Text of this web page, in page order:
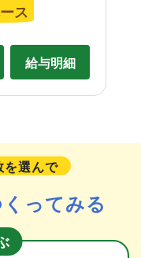
ス
給与明細
を選んで
ってみる